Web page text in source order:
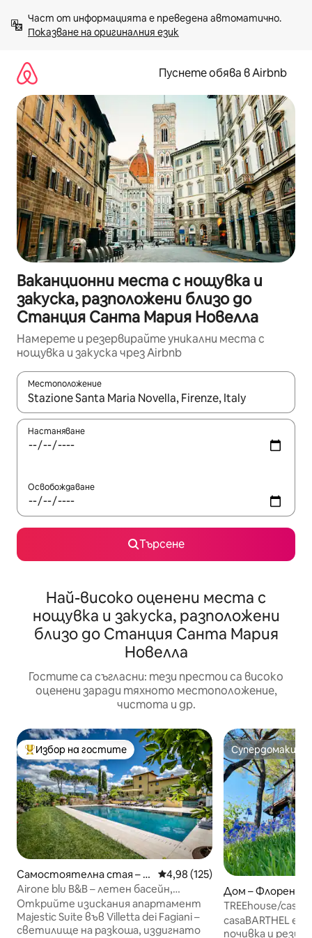
към
съдържанието
Показване на оригиналния език
Пуснете обява в Airbnb
Ваканционни места с нощувка и
закуска, разположени близо до
Станция Санта Мария Новелла
Намерете и резервирайте уникални места с
нощувка и закуска чрез Airbnb
Местоположение
Когато резултатите се покажат, използвайте
Настаняване
Освобождаване
Търсене
Най-високо оценени места с
нощувка и закуска, разположени
близо до Станция Санта Мария
Новелла
Гостите са съгласни: тези престои са високо
оценени заради тяхното местоположение,
чистота и др.
Най-популярен избор на гостите
Избор на гостите
Самостоятелна стая – B
agno A Ripoli
Средна оценка: 4,98 от 5,
4,98 (125)
Airone blu B&B – летен басейн,
джакузи във Флоренция
Открийте изискания апартамент
Majestic Suite във Villetta dei Fagiani –
светилище на разкоша, издигнато
Супердомакин
Супердомакин
Дом –
TREEhouse/
casaBARTHEL е
почивка и